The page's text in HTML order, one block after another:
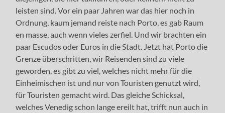
leisten sind. Vor ein paar Jahren war das hier noch in
Ordnung, kaum jemand reiste nach Porto, es gab Raum
en masse, auch wenn vieles zerfiel. Und wir brachten ein
paar Escudos oder Euros in die Stadt. Jetzt hat Porto die
Grenze überschritten, wir Reisenden sind zu viele
geworden, es gibt zu viel, welches nicht mehr für die
Einheimischen ist und nur von Touristen genutzt wird,
für Touristen gemacht wird. Das gleiche Schicksal,
welches Venedig schon lange ereilt hat, trifft nun auch in